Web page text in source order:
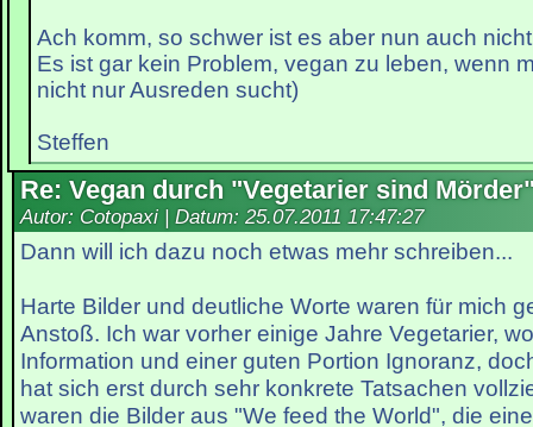
Ach komm, so schwer ist es aber nun auch
Es ist gar kein Problem, vegan zu leben, wenn
nicht nur Ausreden sucht)
Steffen
Re: Vegan durch "Vegetarier sind
Autor: Cotopaxi | Datum: 25.07.2011 17:47:27
Dann will ich dazu noch etwas mehr schreiben...
Harte Bilder und deutliche Worte waren für mich
Anstoß. Ich war vorher einige Jahre Vegetarier,
Information und einer guten Portion Ignoranz,
hat sich erst durch sehr konkrete Tatsachen
waren die Bilder aus "We feed the World", die